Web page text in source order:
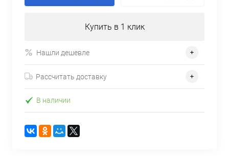
Купить в 1 клик
Нашли дешевле
Рассчитать доставку
В наличии